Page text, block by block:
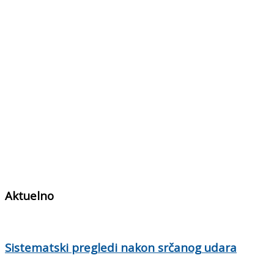
Aktuelno
Sistematski pregledi nakon srčanog udara